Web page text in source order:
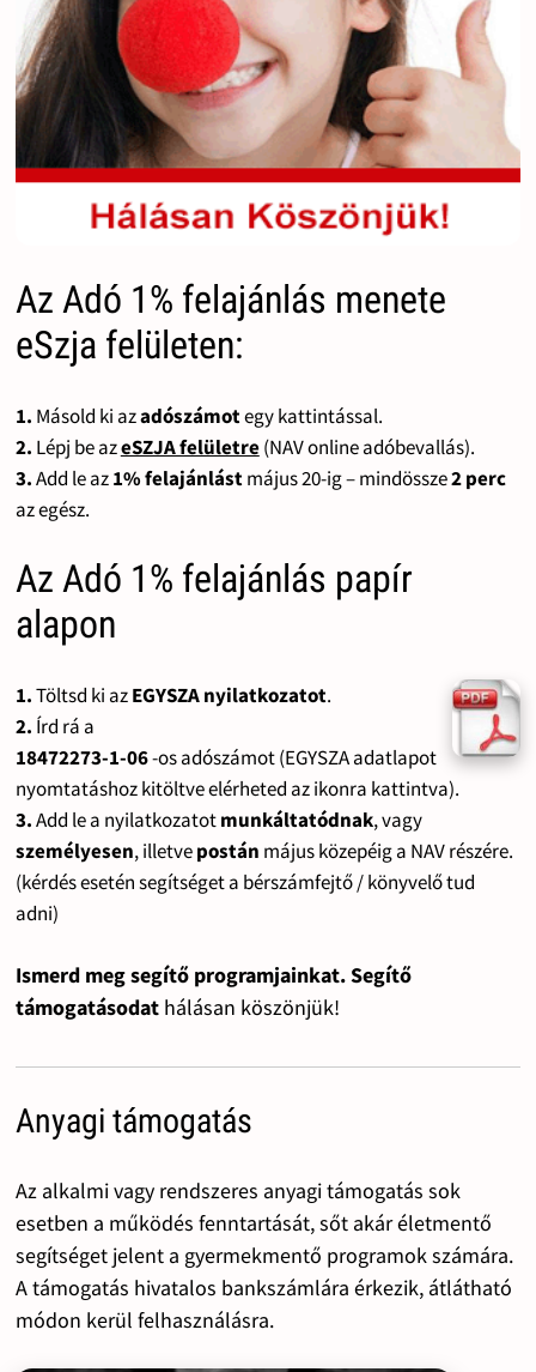
Az Adó 1% felajánlás menete
eSzja felületen:
1. Másold ki azadószámotegy kattintással.
2. Lépj be azeSZJA felületre(NAV online adóbevallás).
3.Add le az1% felajánlástmájus 20-ig – mindössze2 perc
az egész.
Az Adó 1% felajánlás papír
alapon
1.Töltsd ki azEGYSZA nyilatkozatot.
2. Írd rá a
18472273-1-06-os adószámot (EGYSZA adatlapot
nyomtatáshoz kitöltve elérheted az ikonra kattintva).
3.Add le a nyilatkozatotmunkáltatódnak, vagy
személyesen, illetvepostán május közepéig a NAV részére.
(kérdés esetén segítséget a bérszámfejtő / könyvelő tud
adni)
Ismerd meg segítő programjainkat. Segítő
támogatásodat hálásan köszönjük!
Anyagi támogatás
Az alkalmi vagy rendszeres anyagi támogatás sok
esetben a működés fenntartását, sőt akár életmentő
segítséget jelent a gyermekmentő programok számára.
A támogatás hivatalos bankszámlára érkezik, átlátható
módon kerül felhasználásra.